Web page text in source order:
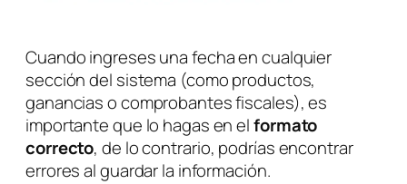
Cuando ingreses una fecha en cualquier
sección del sistema (como productos,
ganancias o comprobantes fiscales), es
importante que lo hagas en elformato
correcto, de lo contrario, podrías encontrar
errores al guardar la información.